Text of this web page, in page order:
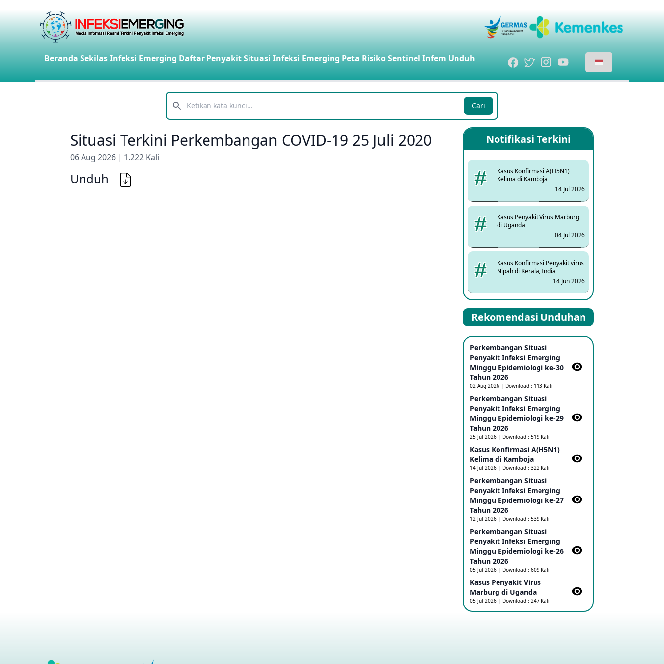
Beranda Sekilas Infeksi Emerging Daftar PenyakitSituasi Infeksi Emerging Peta RisikoSentinel Infem Unduh
Telusuri Cari
Situasi Terkini Perkembangan COVID-19 25 Juli 2020
06 Aug 2026 | 1.222 Kali
Unduh
Notifikasi Terkini
Kasus Konfirmasi A(H5N1)
Kelima di Kamboja
14 Jul 2026
Kasus Penyakit Virus Marburg
di Uganda
04 Jul 2026
Kasus Konfirmasi Penyakit virus
Nipah di Kerala, India
14 Jun 2026
Kasus Dicurigai Penyakit virus
Nipah di Kerala, India
12 Jun 2026
Mpox Clade 1b di Taiwan
25 May 2026
Update Informasi PHEIC
Penyakit Ebola
23 May 2026
Penetapan Outbreak Penyakit
Ebola di RD Kongo dan Uganda
Sebagai PHEIC
Outbreak Penyakti Ebola di RD
Kongo
Kasus Konfirmasi A(H5NN6) di
Cina
Update Penyakit Virus Hanta
Tipe HPS di Kapal Pesiar MV
Hondius
08 May 2026
Rekomendasi Unduhan
Perkembangan Situasi
Penyakit Infeksi Emerging
Minggu Epidemiologi ke-30
Tahun 2026
02 Aug 2026 | Download : 113 Kali
Perkembangan Situasi
Penyakit Infeksi Emerging
Minggu Epidemiologi ke-29
Tahun 2026
25 Jul 2026 | Download : 519 Kali
Kasus Konfirmasi A(H5N1)
Kelima di Kamboja​
14 Jul 2026 | Download : 322 Kali
Perkembangan Situasi
Penyakit Infeksi Emerging
Minggu Epidemiologi ke-27
Tahun 2026
12 Jul 2026 | Download : 539 Kali
Perkembangan Situasi
Penyakit Infeksi Emerging
Minggu Epidemiologi ke-26
Tahun 2026
05 Jul 2026 | Download : 609 Kali
Kasus Penyakit Virus
Marburg di Uganda
05 Jul 2026 | Download : 247 Kali